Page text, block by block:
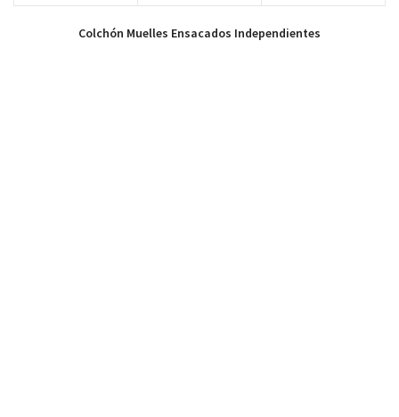
Colchón Muelles Ensacados Independientes